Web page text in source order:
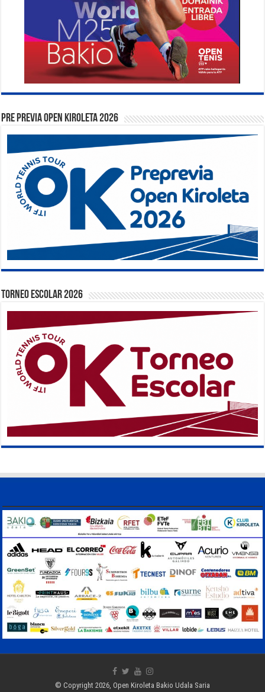
PRE PREVIA OPEN KIROLETA 2026
TORNEO ESCOLAR 2026
© Copyright 2026, Open Kiroleta Bakio Udala Saria